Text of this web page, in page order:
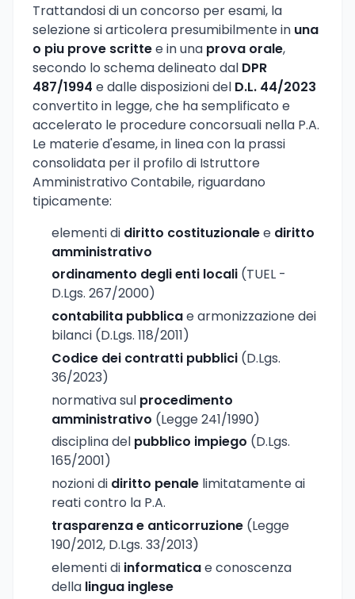
Trattandosi di un concorso per esami, la
selezione si articolera presumibilmente in una
o piu prove scrittee in una prova orale,
secondo lo schema delineato dal DPR
487/1994 e dalle disposizioni del D.L. 44/2023
convertito in legge, che ha semplificato e
accelerato le procedure concorsuali nella P.A.
Le materie d'esame, in linea con la prassi
consolidata per il profilo di Istruttore
Amministrativo Contabile, riguardano
tipicamente:
elementi di diritto costituzionalee diritto
amministrativo
ordinamento degli enti locali (TUEL -
D.Lgs. 267/2000)
contabilita pubblicae armonizzazione dei
bilanci (D.Lgs. 118/2011)
Codice dei contratti pubblici (D.Lgs.
36/2023)
normativa sul procedimento
amministrativo (Legge 241/1990)
disciplina del pubblico impiego (D.Lgs.
165/2001)
nozioni di diritto penale limitatamente ai
reati contro la P.A.
trasparenza e anticorruzione (Legge
190/2012, D.Lgs. 33/2013)
elementi di informaticae conoscenza
della lingua inglese